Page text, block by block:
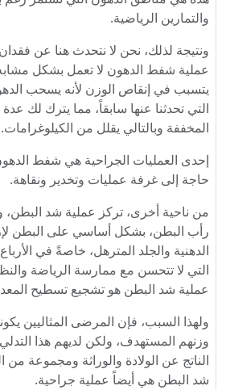
والتمارين الرياضية.
ونتيجة لذلك، نحن لا نتحدث هنا عن
عملية شفط الدهون لا تعمل بشكل مشابه
يتسبب في إنقاص الوزن لأنه يسحب
التي تحدثنا عنها سابقاً، مما يترك لك
المخففة وبالتالي يقلل من الكيلوغرامات.
إحدى العمليات الجراحية هي شفط
حاجة إلى غرفة عمليات وتخدير ونقاهة.
من ناحية أخرى، تركز عملية شد البطن،
رأب البطن، بشكل أساسي على البطن
الدهنية والجلد المترهل، خاصةً في
التي لا تتحسن مع ممارسة الرياضة
عملية شد البطن هو تشجيع تسطيح
ولهذا السبب، فإن المرضى المثاليين
وزنهم المستهدف، ولكن لديهم هذا
الناتج عن الولادة والوراثة ومجموعة
شد البطن هي أيضاً عملية جراحية.